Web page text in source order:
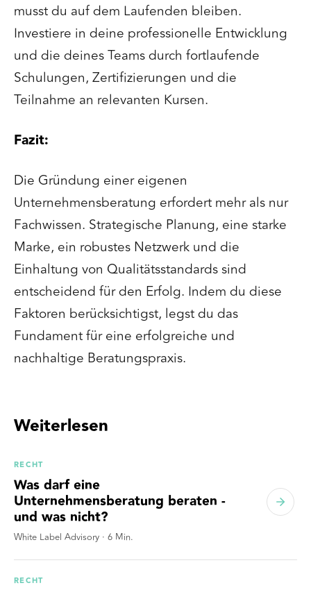
musst du auf dem Laufenden bleiben.
Investiere in deine professionelle Entwicklung
und die deines Teams durch fortlaufende
Schulungen, Zertifizierungen und die
Teilnahme an relevanten Kursen.
Fazit:
Die Gründung einer eigenen
Unternehmensberatung erfordert mehr als nur
Fachwissen. Strategische Planung, eine starke
Marke, ein robustes Netzwerk und die
Einhaltung von Qualitätsstandards sind
entscheidend für den Erfolg. Indem du diese
Faktoren berücksichtigst, legst du das
Fundament für eine erfolgreiche und
nachhaltige Beratungspraxis.
Weiterlesen
RECHT
Was darf eine
Unternehmensberatung beraten -
und was nicht?
White Label Advisory · 6 Min.
RECHT